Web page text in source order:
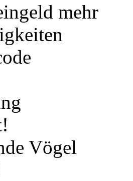
mehr
Vögel